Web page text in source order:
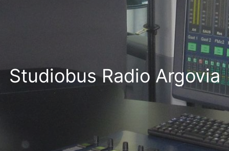
Studiobus Radio Argovia